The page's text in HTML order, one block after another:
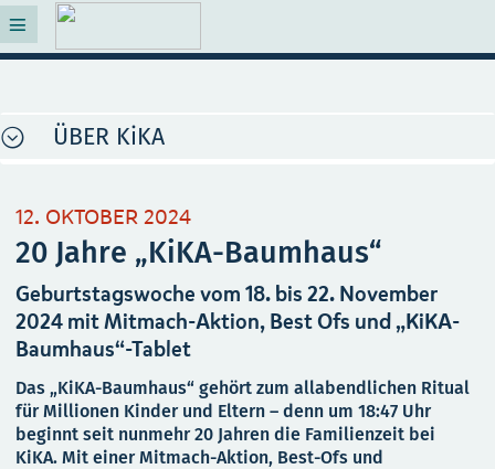
ÜBER KiKA
12. OKTOBER 2024
20 Jahre „KiKA-Baumhaus“
Geburtstagswoche vom 18. bis 22. November
2024 mit Mitmach-Aktion, Best Ofs und „KiKA-
Baumhaus“-Tablet
Das „KiKA-Baumhaus“ gehört zum allabendlichen Ritual
für Millionen Kinder und Eltern – denn um 18:47 Uhr
beginnt seit nunmehr 20 Jahren die Familienzeit bei
KiKA. Mit einer Mitmach-Aktion, Best-Ofs und